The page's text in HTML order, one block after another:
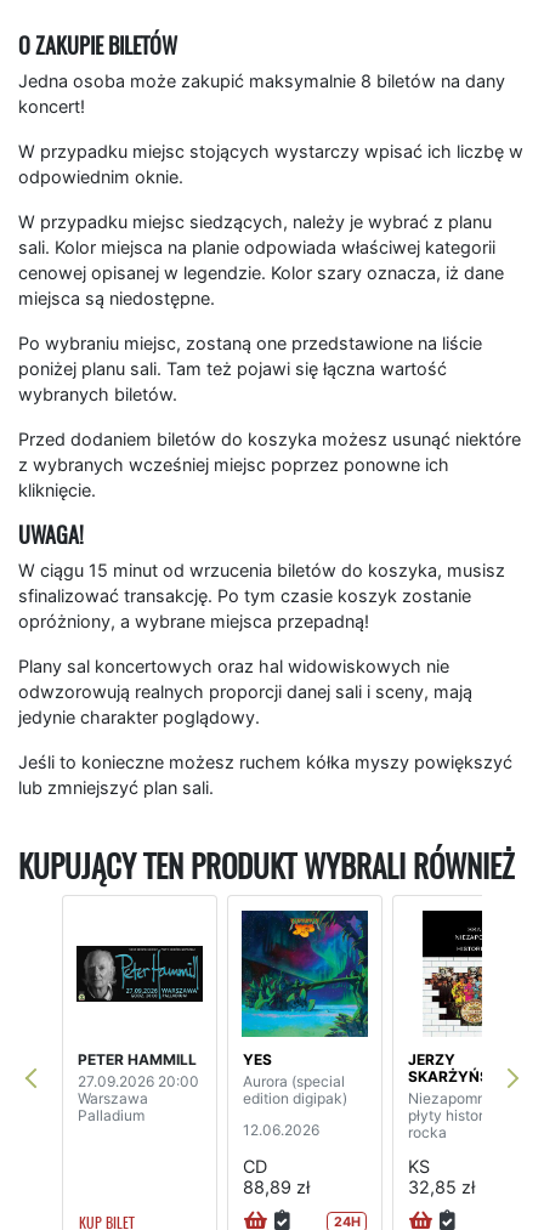
O ZAKUPIE BILETÓW
Jedna osoba może zakupić maksymalnie 8 biletów na dany
koncert!
W przypadku miejsc stojących wystarczy wpisać ich liczbę w
odpowiednim oknie.
W przypadku miejsc siedzących, należy je wybrać z planu
sali. Kolor miejsca na planie odpowiada właściwej kategorii
cenowej opisanej w legendzie. Kolor szary oznacza, iż dane
miejsca są niedostępne.
Po wybraniu miejsc, zostaną one przedstawione na liście
poniżej planu sali. Tam też pojawi się łączna wartość
wybranych biletów.
Przed dodaniem biletów do koszyka możesz usunąć niektóre
z wybranych wcześniej miejsc poprzez ponowne ich
kliknięcie.
UWAGA!
W ciągu 15 minut od wrzucenia biletów do koszyka, musisz
sfinalizować transakcję. Po tym czasie koszyk zostanie
opróżniony, a wybrane miejsca przepadną!
Plany sal koncertowych oraz hal widowiskowych nie
odwzorowują realnych proporcji danej sali i sceny, mają
jedynie charakter poglądowy.
Jeśli to konieczne możesz ruchem kółka myszy powiększyć
lub zmniejszyć plan sali.
KUPUJĄCY TEN PRODUKT WYBRALI RÓWNIEŻ
PETER HAMMILL
27.09.2026 20:00
Warszawa
Palladium
KUP BILET
YES
Aurora (special
edition digipak)
12.06.2026
CD
88,89 zł
24H
JERZY
SKARŻYŃSKI
Niezapomniane
płyty historii
rocka
KS
32,85 zł